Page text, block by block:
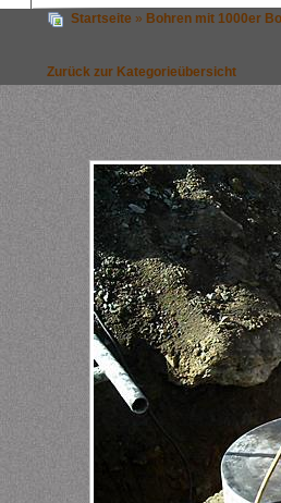
Startseite » Bohren mit 1000er
Zurück zur Kategorieübersicht